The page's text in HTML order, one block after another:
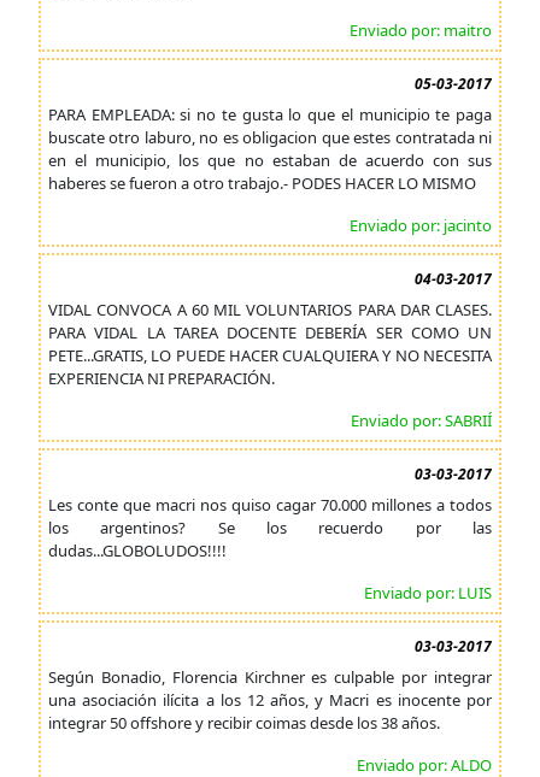
Enviado por: maitro
05-03-2017
PARA EMPLEADA: si no te gusta lo que el municipio te paga
buscate otro laburo, no es obligacion que estes contratada ni
en el municipio, los que no estaban de acuerdo con sus
haberes se fueron a otro trabajo.- PODES HACER LO MISMO
Enviado por: jacinto
04-03-2017
VIDAL CONVOCA A 60 MIL VOLUNTARIOS PARA DAR CLASES.
PARA VIDAL LA TAREA DOCENTE DEBERÍA SER COMO UN
PETE...GRATIS, LO PUEDE HACER CUALQUIERA Y NO NECESITA
EXPERIENCIA NI PREPARACIÓN.
Enviado por: SABRIÍ
03-03-2017
Les conte que macri nos quiso cagar 70.000 millones a todos
los argentinos? Se los recuerdo por las
dudas...GLOBOLUDOS!!!!
Enviado por: LUIS
03-03-2017
Según Bonadio, Florencia Kirchner es culpable por integrar
una asociación ilícita a los 12 años, y Macri es inocente por
integrar 50 offshore y recibir coimas desde los 38 años.
Enviado por: ALDO